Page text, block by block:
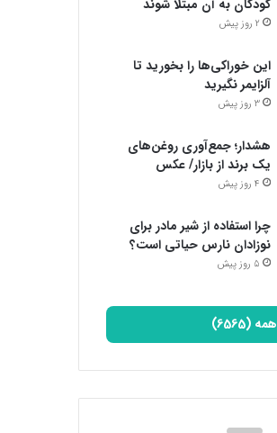
کودکان به آن مبتلا شوند
2 روز پیش
این خوراکی‌ها را بخورید تا
آلزایمر نگیرید
3 روز پیش
هشدار؛ جمع‌آوری روغن‌های
یک برند از بازار/ عکس
4 روز پیش
چرا استفاده از شیر مادر برای
نوزادان نارس حیاتی است؟
5 روز پیش
همه (6565)